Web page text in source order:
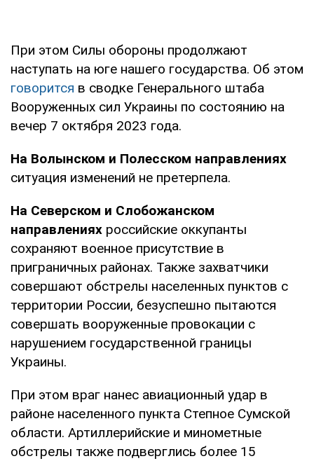
При этом Силы обороны продолжают
наступать на юге нашего государства. Об этом
говорится в сводке Генерального штаба
Вооруженных сил Украины по состоянию на
вечер 7 октября 2023 года.
На Волынском и Полесском направлениях
ситуация изменений не претерпела.
На Северском и Слобожанском
направлениях российские оккупанты
сохраняют военное присутствие в
приграничных районах. Также захватчики
совершают обстрелы населенных пунктов с
территории России, безуспешно пытаются
совершать вооруженные провокации с
нарушением государственной границы
Украины.
При этом враг нанес авиационный удар в
районе населенного пункта Степное Сумской
области. Артиллерийские и минометные
обстрелы также подверглись более 15